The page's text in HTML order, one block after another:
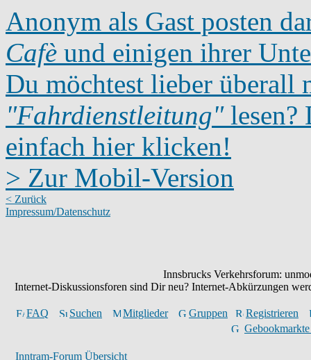
Anonym als Gast posten
Cafè und einigen ihrer
Du möchtest lieber überall
"Fahrdienstleitung"lesen?
einfach hier klicken!
> Zur Mobil-Version
< Zurück
Impressum/Datenschutz
Innsbrucks Verkehrsforum:
Internet-Diskussionsforen sind Dir neu? Internet-Abkürzungen
FAQ Suchen Mitglieder Gruppen
Registrieren
Inntram-Forum Übersicht